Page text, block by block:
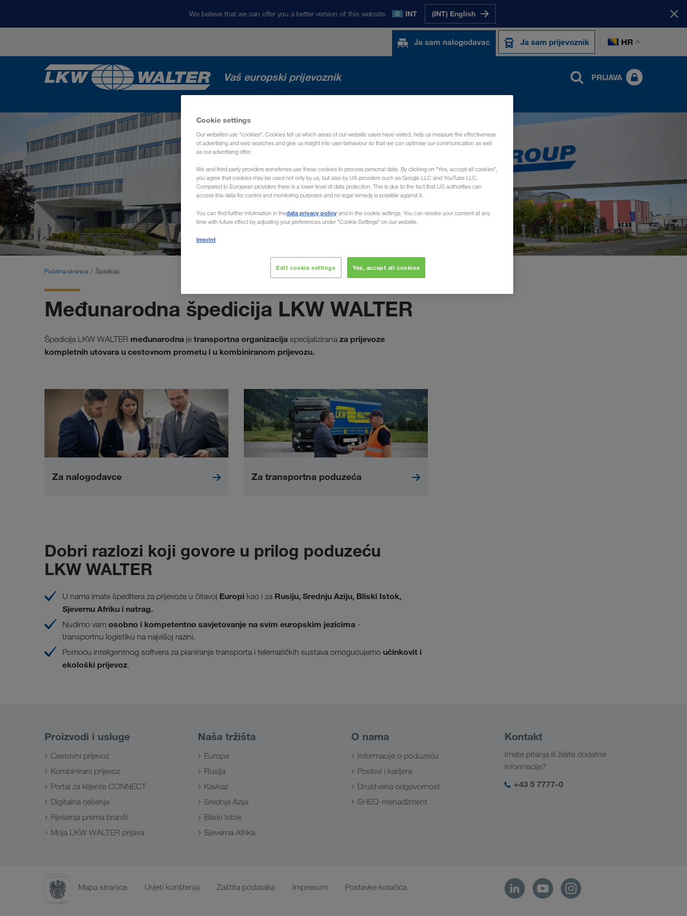
We believe that we can offer you a better version of this website. INT (INT) English
Ja sam nalogodavac Ja sam prijevoznik HR
Vaš europski prijevoznik PRIJAVA
Početna stranica Špedicija
Međunarodna špedicija LKW WALTER
Špedicija LKW WALTER međunarodna je transportna organizacija specijalizirana za prijevoze
kompletnih utovara u cestovnom prometu i u kombiniranom prijevozu.
Za nalogodavce Za transportna poduzeća
Dobri razlozi koji govore u prilog poduzeću
LKW WALTER
U nama imate špeditera za prijevoze u čitavoj Europi kao i za Rusiju, Srednju Aziju, Bliski Istok,
Sjevernu Afriku i natrag.
Nudimo vam osobno i kompetentno savjetovanje na svim europskim jezicima -
transportnu logistiku na najvišoj razini.
Pomoću inteligentnog softvera za planiranje transporta i telematičkih sustava omogućujemo učinkovit i
ekološki prijevoz.
Proizvodi i usluge
Cestovni prijevoz
Kombinirani prijevoz
Portal za klijente CONNECT
Digitalna rješenja
Rješenja prema branši
Moja LKW WALTER prijava
Naša tržišta
Europa
Rusija
Kavkaz
Srednja Azija
Bliski Istok
Sjeverna Afrika
O nama
Informacije o poduzeću
Poslovi i karijera
Društvena odgovornost
SHEQ-menadžment
Kontakt
Imate pitanja ili želite dodatne
informacije?
+43 5 7777-0
Mapa stranice Uvjeti korištenja Zaštita podataka Impresum Postavke kolačića
Cookie settings
Our websites use "cookies". Cookies tell us which areas of our website users have visited, help us measure the effectiveness
of advertising and web searches and give us insight into user behaviour so that we can optimise our communication as well
as our advertising offer.
We and third-party providers sometimes use these cookies to process personal data. By clicking on "Yes, accept all cookies",
you agree that cookies may be used not only by us, but also by US providers such as Google LLC and YouTube LLC.
Compared to European providers there is a lower level of data protection. This is due to the fact that US authorities can
access this data for control and monitoring purposes and no legal remedy is possible against it.
You can find further information in thedata privacy policy and in the cookie settings. You can revoke your consent at any
time with future effect by adjusting your preferences under "Cookie Settings" on our website.
Imprint
Edit cookie settings Yes, accept all cookies